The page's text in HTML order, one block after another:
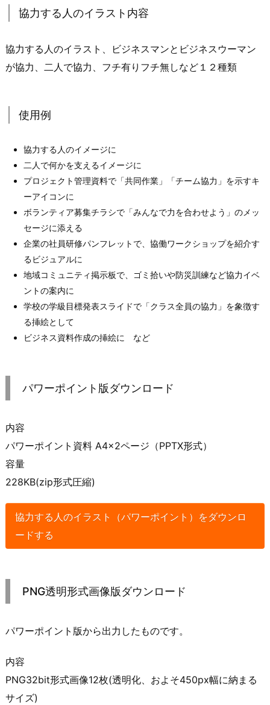
協力する人のイラスト内容
協力する人のイラスト、ビジネスマンとビジネスウーマン
が協力、二人で協力、フチ有りフチ無しなど１２種類
使用例
協力する人のイメージに
二人で何かを支えるイメージに
プロジェクト管理資料で「共同作業」「チーム協力」を示すキ
ーアイコンに
ボランティア募集チラシで「みんなで力を合わせよう」のメッ
セージに添える
企業の社員研修パンフレットで、協働ワークショップを紹介す
るビジュアルに
地域コミュニティ掲示板で、ゴミ拾いや防災訓練など協力イベ
ントの案内に
学校の学級目標発表スライドで「クラス全員の協力」を象徴す
る挿絵として
ビジネス資料作成の挿絵に など
パワーポイント版ダウンロード
内容
パワーポイント資料 A4×2ページ（PPTX形式）
容量
228KB(zip形式圧縮)
協力する人のイラスト（パワーポイント）をダウンロ
ードする
PNG透明形式画像版ダウンロード
パワーポイント版から出力したものです。
内容
PNG32bit形式画像12枚(透明化、およそ450px幅に納まる
サイズ)